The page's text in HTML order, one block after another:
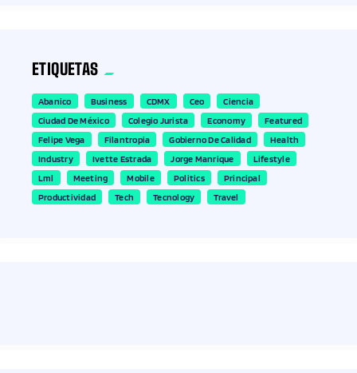
ETIQUETAS
Abanico Business CDMX Ceo
Ciencia
Ciudad De México
Colegio Jurista Economy
Featured
Felipe Vega
Filantropia Gobierno De Calidad
Health
Industry
Ivette Estrada Jorge Manrique
Lifestyle
Lml
Meeting Mobile Politics
Principal
Productividad
Tech Tecnology Travel